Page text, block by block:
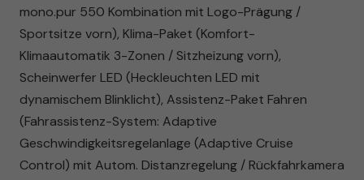
mono.pur 550 Kombination mit Logo-Prägung /
Sportsitze vorn), Klima-Paket (Komfort-
Klimaautomatik 3-Zonen / Sitzheizung vorn),
Scheinwerfer LED (Heckleuchten LED mit
dynamischem Blinklicht), Assistenz-Paket Fahren
(Fahrassistenz-System: Adaptive
Geschwindigkeitsregelanlage (Adaptive Cruise
Control) mit Autom. Distanzregelung / Rückfahrkamera